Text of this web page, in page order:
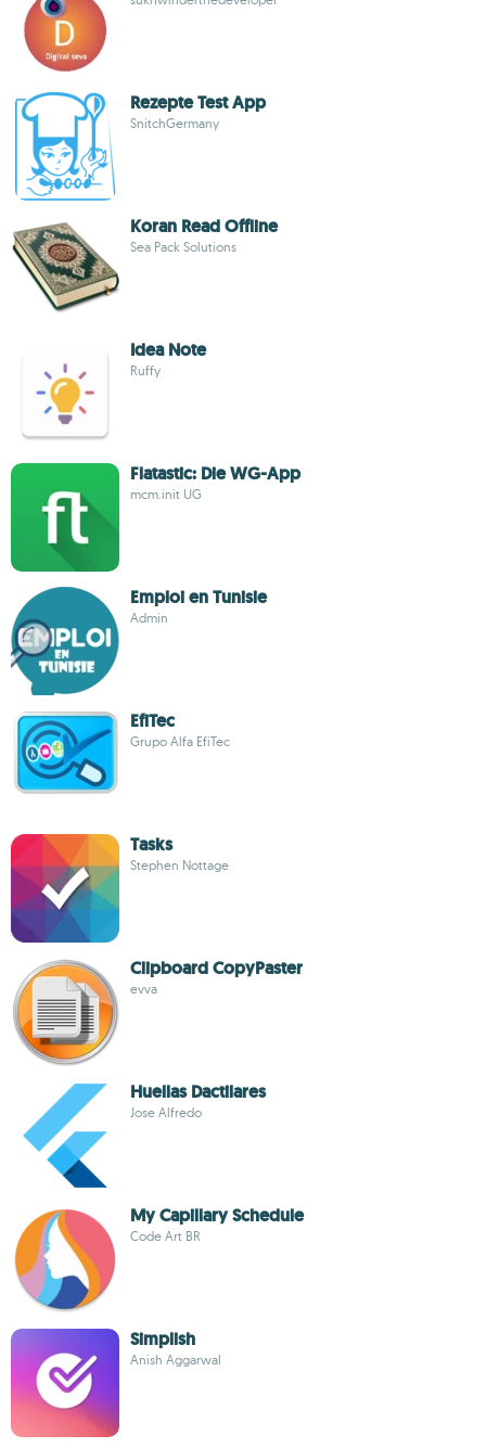
Rezepte Test App
SnitchGermany
Koran Read Offline
Sea Pack Solutions
Idea Note
Ruffy
Flatastic: Die WG-App
mcm.init UG
Emploi en Tunisie
Admin
EfiTec
Grupo Alfa EfiTec
Tasks
Stephen Nottage
Clipboard CopyPaster
evva
Huellas Dactilares
Jose Alfredo
My Capillary Schedule
Code Art BR
Simplish
Anish Aggarwal